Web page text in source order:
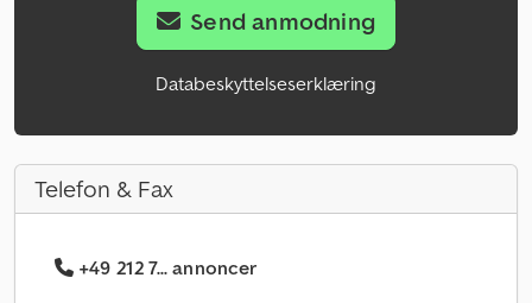
Send anmodning
Databeskyttelseserklæring
Telefon & Fax
+49 212 7... annoncer